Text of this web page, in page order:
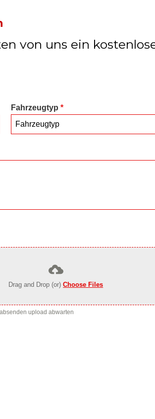
von uns ein
Fahrzeugtyp *
Fahrzeugtyp
Drag and Drop (or)Choose Files
upload abwarten